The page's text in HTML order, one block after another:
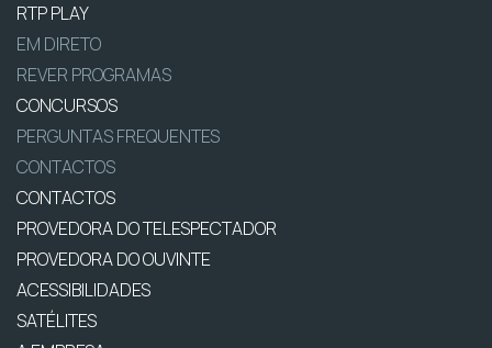
RTP PLAY
EM DIRETO
REVER PROGRAMAS
CONCURSOS
PERGUNTAS FREQUENTES
CONTACTOS
CONTACTOS
PROVEDORA DO TELESPECTADOR
PROVEDORA DO OUVINTE
ACESSIBILIDADES
SATÉLITES